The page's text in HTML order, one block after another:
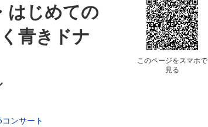
はじめての
青きドナ
このページをスマホで
見る
ンサート